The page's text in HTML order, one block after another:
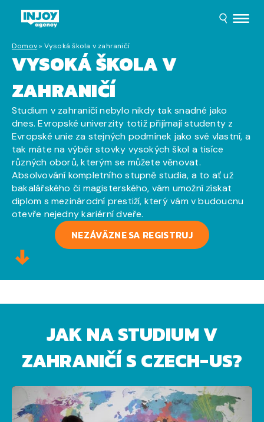
Domov» Vysoká škola v zahraničí
VYSOKÁ ŠKOLA V
ZAHRANIČÍ
Studium v zahraničí nebylo nikdy tak snadné jako
dnes. Evropské univerzity totiž přijímají studenty z
Evropské unie za stejných podmínek jako své vlastní, a
tak máte na výběr stovky vysokých škol a tisíce
různých oborů, kterým se můžete věnovat.
Absolvování kompletního stupně studia, a to ať už
bakalářského či magisterského, vám umožní získat
diplom s mezinárodní prestiží, který vám v budoucnu
otevře nejedny kariérní dveře.
NEZÁVÄZNE SA REGISTRUJ
JAK NA STUDIUM V
ZAHRANIČÍ S CZECH-US?